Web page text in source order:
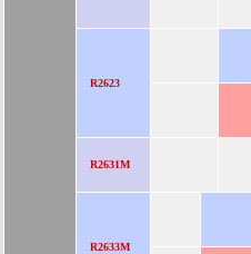
R2623
R2631M
R2633M